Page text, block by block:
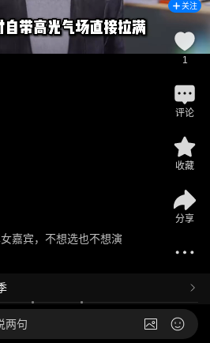
嘉宾，不想选也不想演
关注
1
评论
收藏
分享
两句